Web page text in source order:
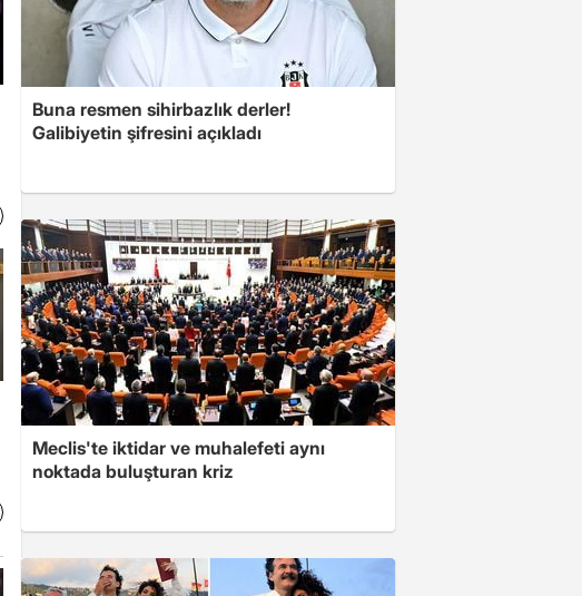
Buna resmen sihirbazlık derler!
Galibiyetin şifresini açıkladı
Meclis'te iktidar ve muhalefeti aynı
noktada buluşturan kriz